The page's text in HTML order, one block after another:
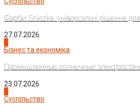
Фарби Sniezka: універсальні рішення для
27.07.2026
Бізнес та економіка
Промышленные солнечные
23.07.2026
Суспільство